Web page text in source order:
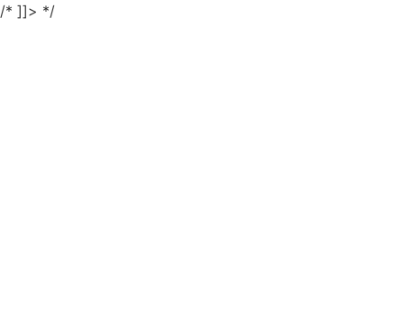
/* ]]> */